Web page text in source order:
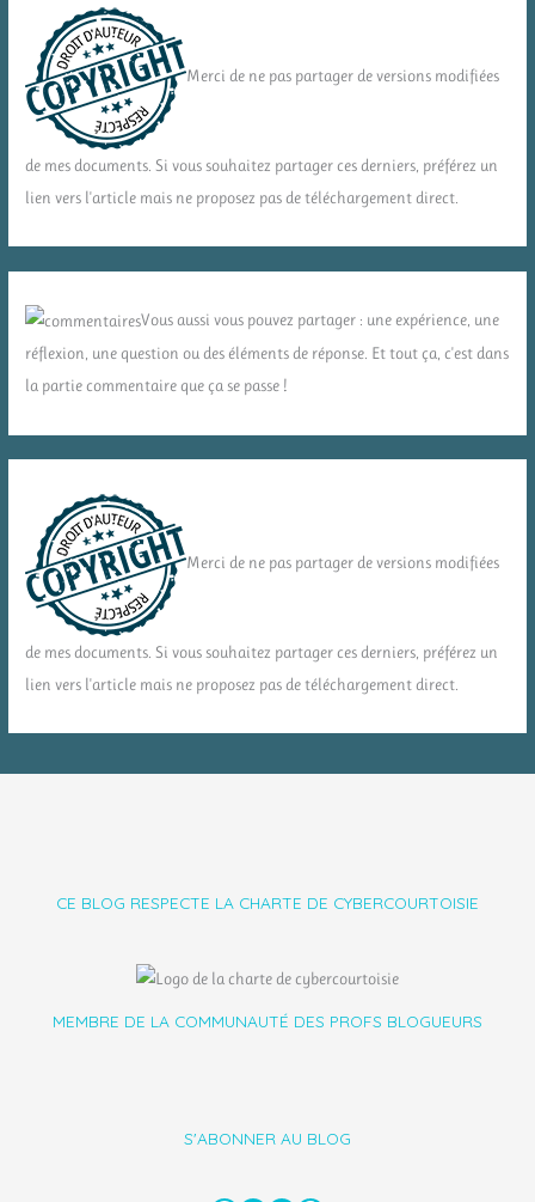
Merci de ne pas partager de versions modifiées
de mes documents. Si vous souhaitez partager ces derniers, préférez un
lien vers l'article mais ne proposez pas de téléchargement direct.
Vous aussi vous pouvez partager : une expérience, une
réflexion, une question ou des éléments de réponse. Et tout ça, c'est dans
la partie commentaire que ça se passe !
Merci de ne pas partager de versions modifiées
de mes documents. Si vous souhaitez partager ces derniers, préférez un
lien vers l'article mais ne proposez pas de téléchargement direct.
CE BLOG RESPECTE LA CHARTE DE CYBERCOURTOISIE
MEMBRE DE LA COMMUNAUTÉ DES PROFS BLOGUEURS
S'ABONNER AU BLOG